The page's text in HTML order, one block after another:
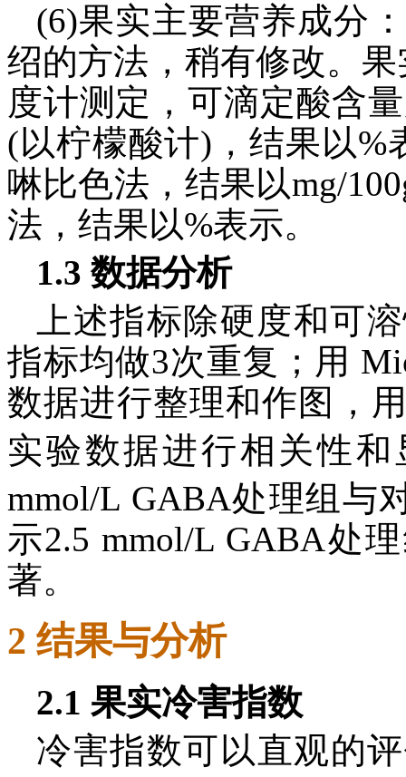
(6)果实主要营养成分
绍的方法，稍有修改。
度计测定，可滴定酸含
(以柠檬酸计)，结果以%
啉比色法，结果以mg/
法，结果以%表示。
1.3 数据分析
上述指标除硬度和可
指标均做3次重复；用
数据进行整理和作图，
实验数据进行相关性
mmol/L GABA处理组与
示2.5 mmol/L GABA处
著。
2 结果与分析
2.1 果实冷害指数
冷害指数可以直观的